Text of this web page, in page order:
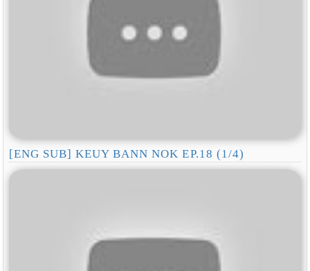
[ENG SUB] KEUY BANN NOK EP.18 (1/4)